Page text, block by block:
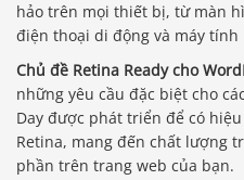
hảo trên mọi thiết bị, từ màn
điện thoại di động và máy tính
Chủ đề Retina Ready cho
những yêu cầu đặc biệt cho
Day được phát triển để có
Retina, mang đến chất lượng
phần trên trang web của bạn.